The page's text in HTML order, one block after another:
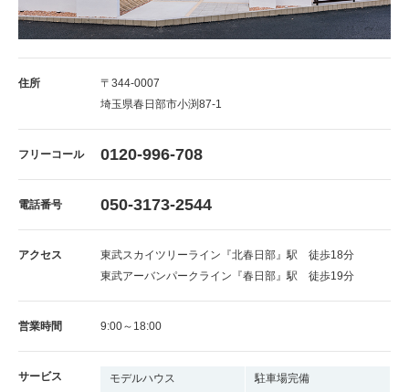
住所
〒344-0007
埼玉県春日部市小渕87-1
フリーコール 0120-996-708
電話番号 050-3173-2544
アクセス
東武スカイツリーライン『北春日部』駅 徒歩18分
東武アーバンパークライン『春日部』駅 徒歩19分
営業時間 9:00～18:00
サービス モデルハウス 駐車場完備